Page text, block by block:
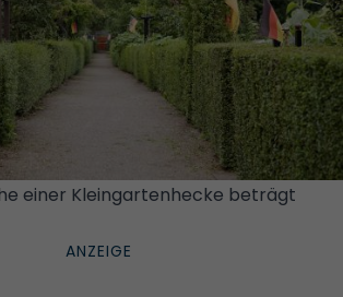
einer Kleingartenhecke beträgt